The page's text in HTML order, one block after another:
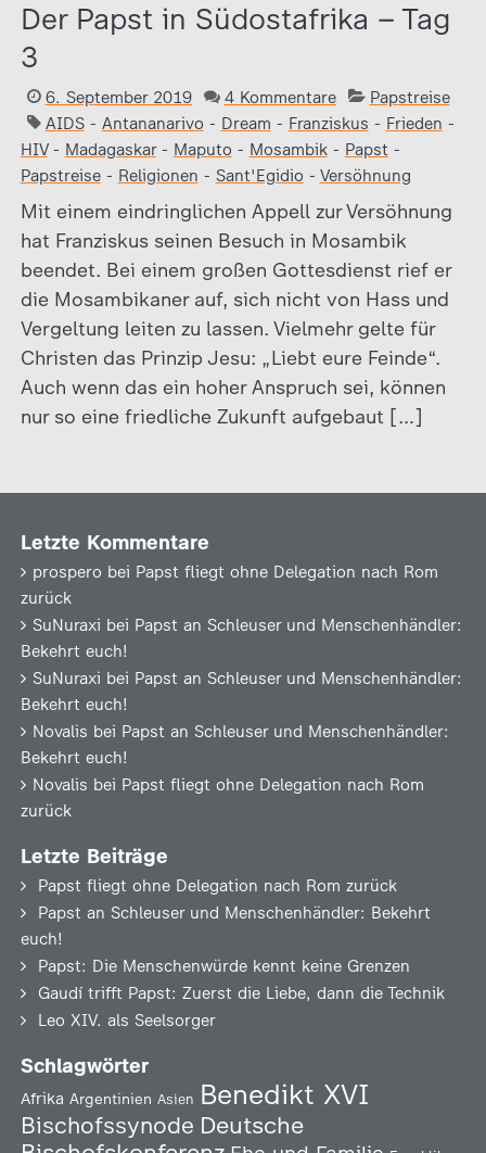
Der Papst in Südostafrika – Tag
3
6. September 2019 4 Kommentare
Papstreise
AIDS- Antananarivo - Dream - Franziskus - Frieden -
HIV- Madagaskar- Maputo - Mosambik- Papst -
Papstreise- Religionen - Sant'Egidio - Versöhnung
Mit einem eindringlichen Appell zur Versöhnung
hat Franziskus seinen Besuch in Mosambik
beendet. Bei einem großen Gottesdienst rief er
die Mosambikaner auf, sich nicht von Hass und
Vergeltung leiten zu lassen. Vielmehr gelte für
Christen das Prinzip Jesu: „Liebt eure Feinde“.
Auch wenn das ein hoher Anspruch sei, können
nur so eine friedliche Zukunft aufgebaut […]
Letzte Kommentare
prospero bei Papst fliegt ohne Delegation nach Rom
zurück
SuNuraxi bei Papst an Schleuser und Menschenhändler:
Bekehrt euch!
SuNuraxi bei Papst an Schleuser und Menschenhändler:
Bekehrt euch!
Novalis bei Papst an Schleuser und Menschenhändler:
Bekehrt euch!
Novalis bei Papst fliegt ohne Delegation nach Rom
zurück
Letzte Beiträge
Papst fliegt ohne Delegation nach Rom zurück
Papst an Schleuser und Menschenhändler: Bekehrt
euch!
Papst: Die Menschenwürde kennt keine Grenzen
Gaudí trifft Papst: Zuerst die Liebe, dann die Technik
Leo XIV. als Seelsorger
Schlagwörter
Afrika Argentinien Asien Benedikt XVI
Bischofssynode Deutsche